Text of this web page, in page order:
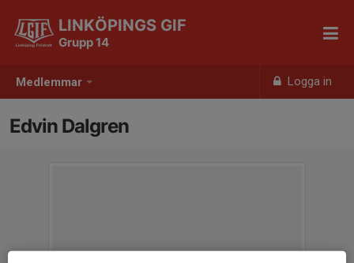
Medlemmar Logga in
LINKÖPINGS GIF
Grupp 14
Edvin Dalgren